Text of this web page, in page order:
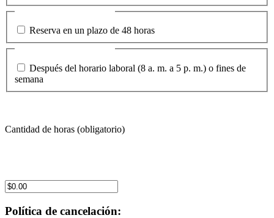
Reserva en un plazo de 48 horas
Después del horario laboral (8 a. m. a 5 p. m.) o fines de
semana
Cantidad de horas (obligatorio)
Política de cancelación: